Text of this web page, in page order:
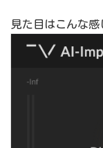
見た目はこんな感